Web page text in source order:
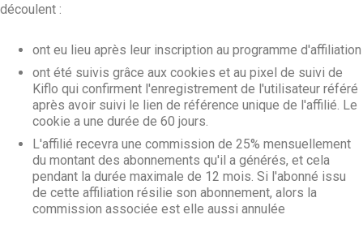
découlent :
ont eu lieu après leur inscription au programme d'affiliation
ont été suivis grâce aux cookies et au pixel de suivi de
Kiflo qui confirment l'enregistrement de l'utilisateur référé
après avoir suivi le lien de référence unique de l'affilié. Le
cookie a une durée de 60 jours.
L'affilié recevra une commission de 25% mensuellement
du montant des abonnements qu'il a générés, et cela
pendant la durée maximale de 12 mois. Si l'abonné issu
de cette affiliation résilie son abonnement, alors la
commission associée est elle aussi annulée